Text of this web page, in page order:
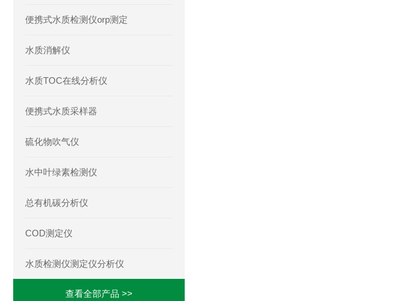
便携式水质检测仪orp测定
水质消解仪
水质TOC在线分析仪
便携式水质采样器
硫化物吹气仪
水中叶绿素检测仪
总有机碳分析仪
COD测定仪
水质检测仪测定仪分析仪
查看全部产品 >>